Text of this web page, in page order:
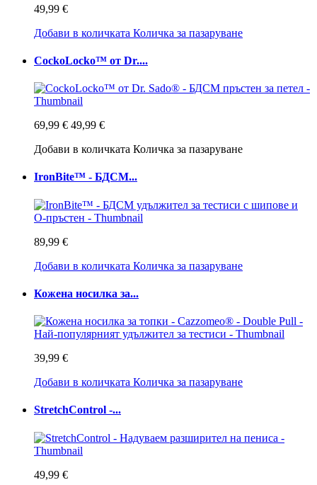
49,99 €
Добави в количката Количка за пазаруване
CockoLocko™ от Dr....
69,99 € 49,99 €
Добави в количката Количка за пазаруване
IronBite™ - БДСМ...
89,99 €
Добави в количката Количка за пазаруване
Кожена носилка за...
39,99 €
Добави в количката Количка за пазаруване
StretchControl -...
49,99 €